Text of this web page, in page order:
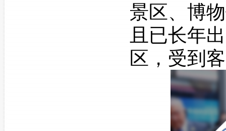
景区、博
且已长年
区，受到